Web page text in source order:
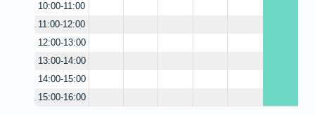
10:00-11:00
11:00-12:00
12:00-13:00
13:00-14:00
14:00-15:00
15:00-16:00